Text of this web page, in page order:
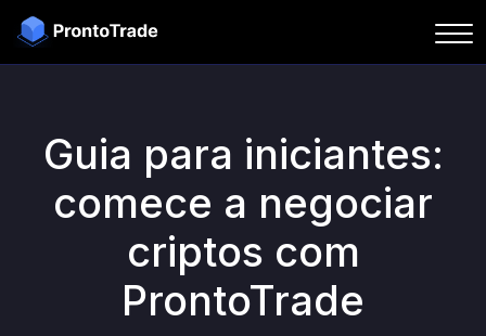
Guia para iniciantes:
comece a negociar
criptos com
ProntoTrade